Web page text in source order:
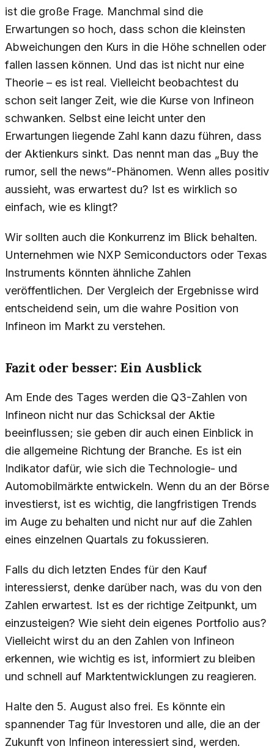
ist die große Frage. Manchmal sind die
Erwartungen so hoch, dass schon die kleinsten
Abweichungen den Kurs in die Höhe schnellen oder
fallen lassen können. Und das ist nicht nur eine
Theorie – es ist real. Vielleicht beobachtest du
schon seit langer Zeit, wie die Kurse von Infineon
schwanken. Selbst eine leicht unter den
Erwartungen liegende Zahl kann dazu führen, dass
der Aktienkurs sinkt. Das nennt man das „Buy the
rumor, sell the news“-Phänomen. Wenn alles positiv
aussieht, was erwartest du? Ist es wirklich so
einfach, wie es klingt?
Wir sollten auch die Konkurrenz im Blick behalten.
Unternehmen wie NXP Semiconductors oder Texas
Instruments könnten ähnliche Zahlen
veröffentlichen. Der Vergleich der Ergebnisse wird
entscheidend sein, um die wahre Position von
Infineon im Markt zu verstehen.
Fazit oder besser: Ein Ausblick
Am Ende des Tages werden die Q3-Zahlen von
Infineon nicht nur das Schicksal der Aktie
beeinflussen; sie geben dir auch einen Einblick in
die allgemeine Richtung der Branche. Es ist ein
Indikator dafür, wie sich die Technologie- und
Automobilmärkte entwickeln. Wenn du an der Börse
investierst, ist es wichtig, die langfristigen Trends
im Auge zu behalten und nicht nur auf die Zahlen
eines einzelnen Quartals zu fokussieren.
Falls du dich letzten Endes für den Kauf
interessierst, denke darüber nach, was du von den
Zahlen erwartest. Ist es der richtige Zeitpunkt, um
einzusteigen? Wie sieht dein eigenes Portfolio aus?
Vielleicht wirst du an den Zahlen von Infineon
erkennen, wie wichtig es ist, informiert zu bleiben
und schnell auf Marktentwicklungen zu reagieren.
Halte den 5. August also frei. Es könnte ein
spannender Tag für Investoren und alle, die an der
Zukunft von Infineon interessiert sind, werden.